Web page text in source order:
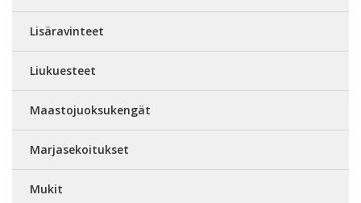
Lisäravinteet
Liukuesteet
Maastojuoksukengät
Marjasekoitukset
Mukit